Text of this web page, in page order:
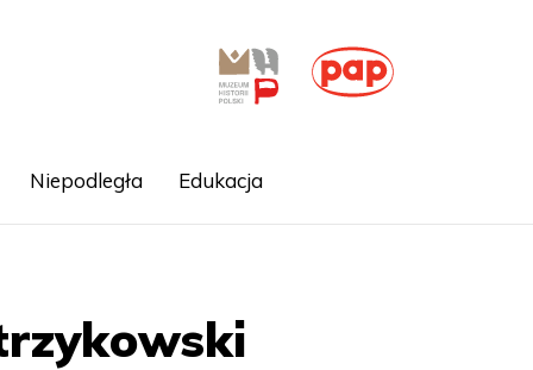
Niepodległa Edukacja